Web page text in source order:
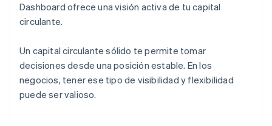
Dashboard ofrece una visión activa de tu capital
circulante.
Un capital circulante sólido te permite tomar
decisiones desde una posición estable. En los
negocios, tener ese tipo de visibilidad y flexibilidad
puede ser valioso.